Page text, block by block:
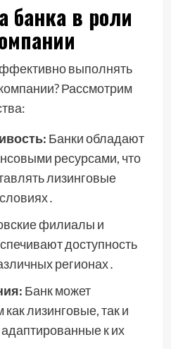
банка в роли
выполнять
Рассмотрим
Банки обладают
ресурсами, что
лизинговые
филиалы и
доступность
регионах․
Банк может
лизинговые, так и
к их